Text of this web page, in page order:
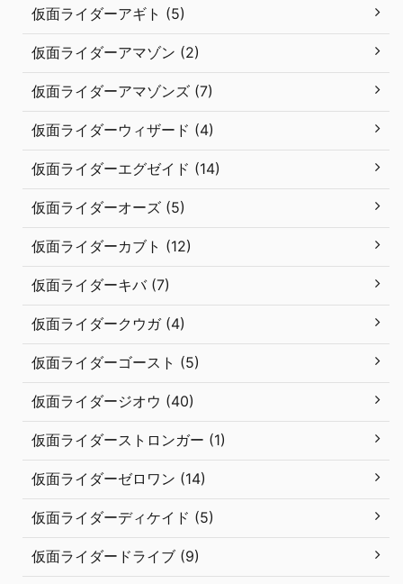
仮面ライダーアギト (5)
仮面ライダーアマゾン (2)
仮面ライダーアマゾンズ (7)
仮面ライダーウィザード (4)
仮面ライダーエグゼイド (14)
仮面ライダーオーズ (5)
仮面ライダーカブト (12)
仮面ライダーキバ (7)
仮面ライダークウガ (4)
仮面ライダーゴースト (5)
仮面ライダージオウ (40)
仮面ライダーストロンガー (1)
仮面ライダーゼロワン (14)
仮面ライダーディケイド (5)
仮面ライダードライブ (9)